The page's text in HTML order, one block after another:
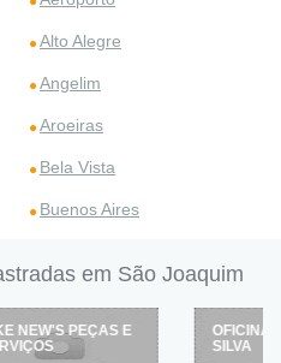
Alto Alegre
Angelim
Aroeiras
Bela Vista
Buenos Aires
em São Joaquim
OFICINA MECÂNICA
SILVA